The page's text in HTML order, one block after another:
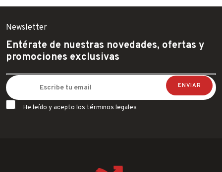
Newsletter
Entérate de nuestras novedades, ofertas y
promociones exclusivas
He leído y acepto los términos legales